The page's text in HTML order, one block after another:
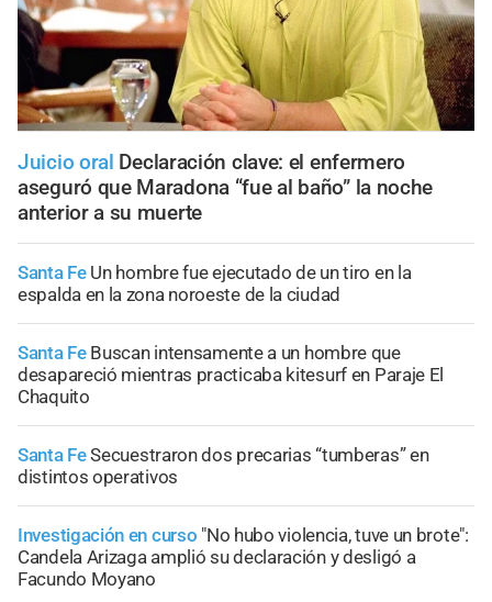
Juicio oral Declaración clave: el enfermero
aseguró que Maradona “fue al baño” la noche
anterior a su muerte
Santa Fe Un hombre fue ejecutado de un tiro en la
espalda en la zona noroeste de la ciudad
Santa Fe Buscan intensamente a un hombre que
desapareció mientras practicaba kitesurf en Paraje El
Chaquito
Santa FeSecuestraron dos precarias “tumberas” en
distintos operativos
Investigación en curso "No hubo violencia, tuve un brote":
Candela Arizaga amplió su declaración y desligó a
Facundo Moyano